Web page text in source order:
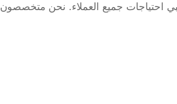
احتياجات جميع العملاء. نحن متخصصون